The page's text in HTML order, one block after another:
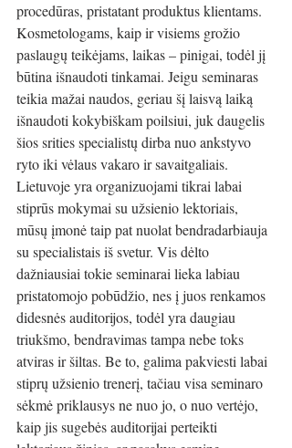
procedūras, pristatant produktus klientams.
Kosmetologams, kaip ir visiems grožio
paslaugų teikėjams, laikas – pinigai, todėl jį
būtina išnaudoti tinkamai. Jeigu seminaras
teikia mažai naudos, geriau šį laisvą laiką
išnaudoti kokybiškam poilsiui, juk daugelis
šios srities specialistų dirba nuo ankstyvo
ryto iki vėlaus vakaro ir savaitgaliais.
Lietuvoje yra organizuojami tikrai labai
stiprūs mokymai su užsienio lektoriais,
mūsų įmonė taip pat nuolat bendradarbiauja
su specialistais iš svetur. Vis dėlto
dažniausiai tokie seminarai lieka labiau
pristatomojo pobūdžio, nes į juos renkamos
didesnės auditorijos, todėl yra daugiau
triukšmo, bendravimas tampa nebe toks
atviras ir šiltas. Be to, galima pakviesti labai
stiprų užsienio trenerį, tačiau visa seminaro
sėkmė priklausys ne nuo jo, o nuo vertėjo,
kaip jis sugebės auditorijai perteikti